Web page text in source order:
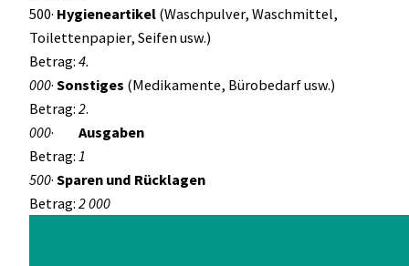
500· Hygieneartikel (Waschpulver, Waschmittel,
Toilettenpapier, Seifen usw.)
Betrag: 4.
000· Sonstiges (Medikamente, Bürobedarf usw.)
Betrag: 2.
000· Ausgaben
Betrag: 1
500· Sparen und Rücklagen
Betrag: 2 000